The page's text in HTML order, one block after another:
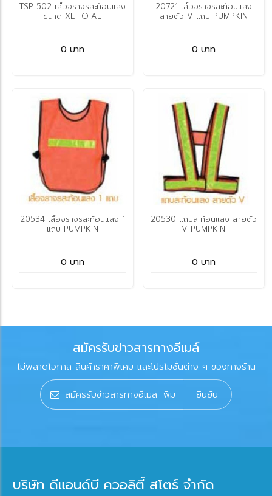
TSP 502 เสื้อจราจรสะท้อนแสง
ขนาด XL TOTAL
0 บาท
20721 เสื้อจราจรสะท้อนแสง
ลายตัว V แถบ PUMPKIN
0 บาท
20534 เสื้อจราจรสะท้อนแสง 1
แถบ PUMPKIN
0 บาท
20530 แถบสะท้อนแสง ลายตัว
V PUMPKIN
0 บาท
สมัครรับข่าวสารทางอีเมล์
ไม่พลาดโอกาส สินค้าราคาพิเศษ และโปรโมชั่นต่าง ๆ ของทางร้าน
ยินยัน
บริษัท ดีแอนด์บี ควอลิตี้ สโตร์ จำกัด